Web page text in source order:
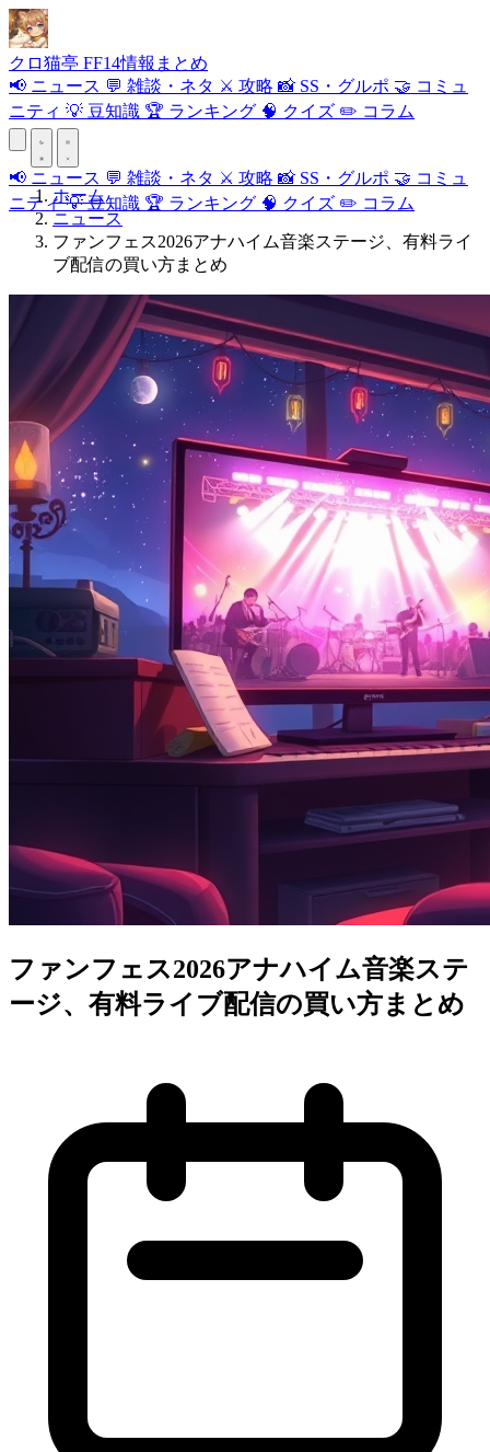
クロ猫亭 FF14情報まとめ
📢 ニュース 💬 雑談・ネタ ⚔️ 攻略 📸 SS・グルポ 🤝 コミュ
ニティ 💡 豆知識 🏆 ランキング 🧠 クイズ ✏️ コラム
📢 ニュース 💬 雑談・ネタ ⚔️ 攻略 📸 SS・グルポ 🤝 コミュ
ニティ💡豆知識 🏆 ランキング 🧠 クイズ ✏️ コラム
ホーム
ニュース
ファンフェス2026アナハイム音楽ステージ、有料ライ
ブ配信の買い方まとめ
ファンフェス2026アナハイム音楽ステ
ージ、有料ライブ配信の買い方まとめ